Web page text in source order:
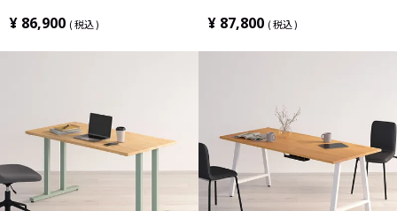
天然木 テーブル 長方形 食卓テーブル お
しゃれ ウッディモダン ダイニング ダーク
¥ 86,900 税込
然木 パソコンデスク 切り欠き オフィスデ
スク テレワークデスク 勉強机 おしゃれ
¥ 87,800 税込